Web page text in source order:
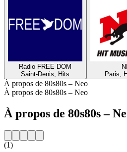
Radio FREE DOM
Saint-Denis, Hits
Paris,
À propos de 80s80s – Neo
À propos de 80s80s – Neo
À propos de 80s80s –
(1)